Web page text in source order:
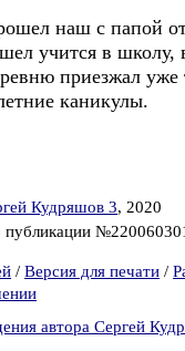
наш с папой
учится в школу,
приезжал уже
каникулы.
Кудряшов 3, 2020
публикации
/ Версия для печати /
автора Сергей